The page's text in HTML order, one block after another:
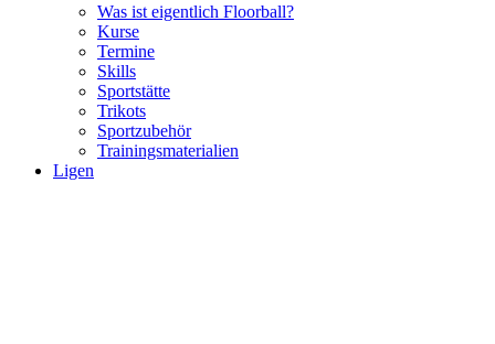
Was ist eigentlich Floorball?
Kurse
Termine
Skills
Sportstätte
Trikots
Sportzubehör
Trainingsmaterialien
Ligen